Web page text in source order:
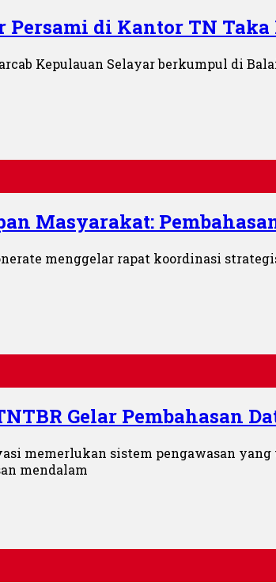
Persami di Kantor TN Taka
Kepulauan Selayar berkumpul di
Masyarakat:
menggelar rapat koordinasi
Gelar Pembahasan
memerlukan sistem pengawasan
mendalam